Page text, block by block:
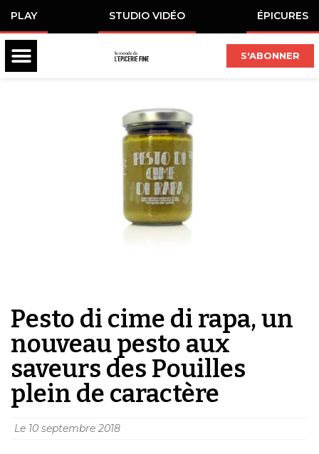
PLAY STUDIO VIDÉO ÉPICURES
S'ABONNER
Pesto di cime di rapa, un
nouveau pesto aux
saveurs des Pouilles
plein de caractère
Le 10 septembre 2018